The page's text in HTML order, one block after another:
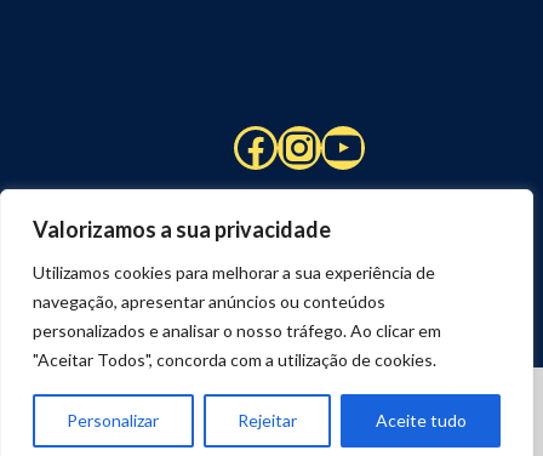
Valorizamos a sua privacidade
Utilizamos cookies para melhorar a sua experiência de
navegação, apresentar anúncios ou conteúdos
personalizados e analisar o nosso tráfego. Ao clicar em
"Aceitar Todos", concorda com a utilização de cookies.
Personalizar Rejeitar Aceite tudo
Facebook
Instagram
YouTube
DESENVOLVIDO POR
JOSEXAVIER.COM